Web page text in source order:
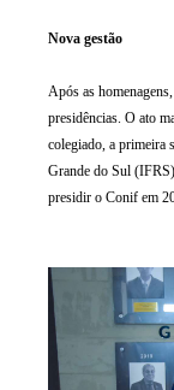
Nova gestão
Após as
presidências. O ato
colegiado, a primeira
Grande do Sul
presidir o Conif em